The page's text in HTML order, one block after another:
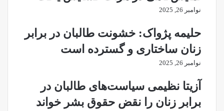
نوامبر 26, 2025
حلیمه پژواک: خشونت طالبان در برابر
زنان ساختاری و گسترده است
نوامبر 26, 2025
آزیتا نظیمی سیاست‌های طالبان در
برابر زنان را نقض حقوق بشر خواند